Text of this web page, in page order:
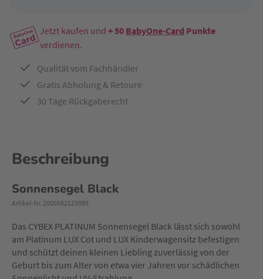
Jetzt kaufen und + 50 BabyOne-Card Punkte
verdienen.
Qualität vom Fachhändler
Gratis Abholung & Retoure
30 Tage Rückgaberecht
Beschreibung
Sonnensegel Black
Artikel-Nr. 2000582123089
Das CYBEX PLATINUM Sonnensegel Black lässt sich sowohl
am Platinum LUX Cot und LUX Kinderwagensitz befestigen
und schützt deinen kleinen Liebling zuverlässig von der
Geburt bis zum Alter von etwa vier Jahren vor schädlichen